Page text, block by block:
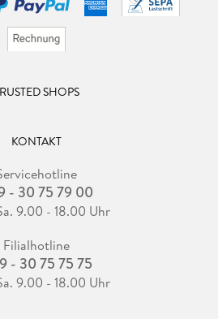
SHOPS
KONTAKT
- 30 75 79 00
9.00 - 18.00 Uhr
Filialhotline
- 30 75 75 75
9.00 - 18.00 Uhr